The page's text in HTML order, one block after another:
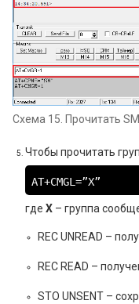
Схема 15. Прочитать
Чтобы прочитать
AT+CMGL=”X”
где X – группа
REC UNREAD –
REC READ –
STO UNSENT –